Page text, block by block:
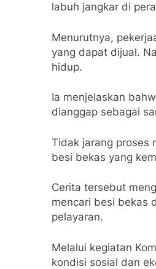
labuh jangkar di
Menurutnya,
yang dapat dijual.
hidup.
Ia menjelaskan
dianggap sebagai
Tidak jarang proses
besi bekas yang
Cerita tersebut
mencari besi bekas
pelayaran.
Melalui kegiatan
kondisi sosial dan